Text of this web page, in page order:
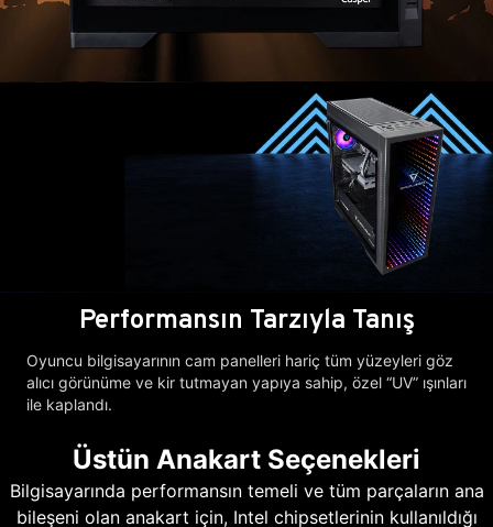
Performansın Tarzıyla Tanış
Oyuncu bilgisayarının cam panelleri hariç tüm yüzeyleri göz
alıcı görünüme ve kir tutmayan yapıya sahip, özel “UV” ışınları
ile kaplandı.
Üstün Anakart Seçenekleri
Bilgisayarında performansın temeli ve tüm parçaların ana
bileşeni olan anakart için, Intel chipsetlerinin kullanıldığı